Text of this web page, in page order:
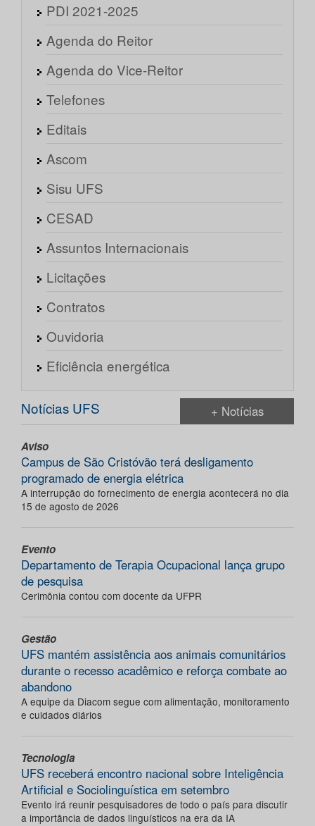
PDI 2021-2025
Agenda do Reitor
Agenda do Vice-Reitor
Telefones
Editais
Ascom
Sisu UFS
CESAD
Assuntos Internacionais
Licitações
Contratos
Ouvidoria
Eficiência energética
Notícias UFS + Notícias
Aviso
Campus de São Cristóvão terá desligamento
programado de energia elétrica
A interrupção do fornecimento de energia acontecerá no dia
15 de agosto de 2026
Evento
Departamento de Terapia Ocupacional lança grupo
de pesquisa
Cerimônia contou com docente da UFPR
Gestão
UFS mantém assistência aos animais comunitários
durante o recesso acadêmico e reforça combate ao
abandono
A equipe da Diacom segue com alimentação, monitoramento
e cuidados diários
Tecnologia
UFS receberá encontro nacional sobre Inteligência
Artificial e Sociolinguística em setembro
Evento irá reunir pesquisadores de todo o país para discutir
a importância de dados linguísticos na era da IA